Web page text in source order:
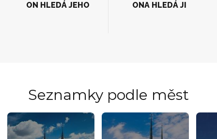
ON HLEDÁ JEHO ONA HLEDÁ JI
Seznamky podle měst